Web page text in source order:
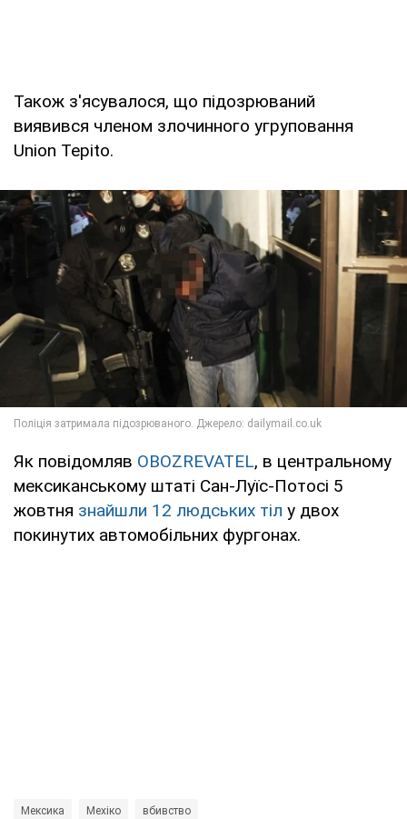
Також з'ясувалося, що підозрюваний
виявився членом злочинного угруповання
Union Tepito.
Як повідомляв OBOZREVATEL, в центральному
мексиканському штаті Сан-Луїс-Потосі 5
жовтня знайшли 12 людських тіл у двох
покинутих автомобільних фургонах.
Мексика Мехіко вбивство